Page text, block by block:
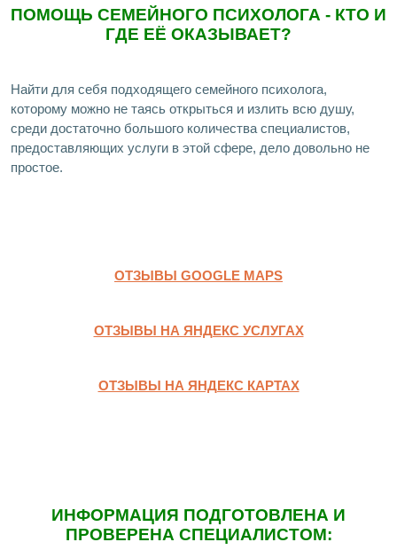
ПОМОЩЬ СЕМЕЙНОГО ПСИХОЛОГА - КТО И
ГДЕ ЕЁ ОКАЗЫВАЕТ?
Найти для себя подходящего семейного психолога,
которому можно не таясь открыться и излить всю душу,
среди достаточно большого количества специалистов,
предоставляющих услуги в этой сфере, дело довольно не
простое.
ОТЗЫВЫ GOOGLE MAPS
ОТЗЫВЫ НА ЯНДЕКС УСЛУГАХ
ОТЗЫВЫ НА ЯНДЕКС КАРТАХ
ИНФОРМАЦИЯ ПОДГОТОВЛЕНА И
ПРОВЕРЕНА СПЕЦИАЛИСТОМ: